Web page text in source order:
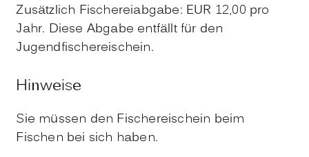
Zusätzlich Fischereiabgabe: EUR 12,00 pro
Jahr. Diese Abgabe entfällt für den
Jugendfischereischein.
Hinweise
Sie müssen den Fischereischein beim
Fischen bei sich haben.